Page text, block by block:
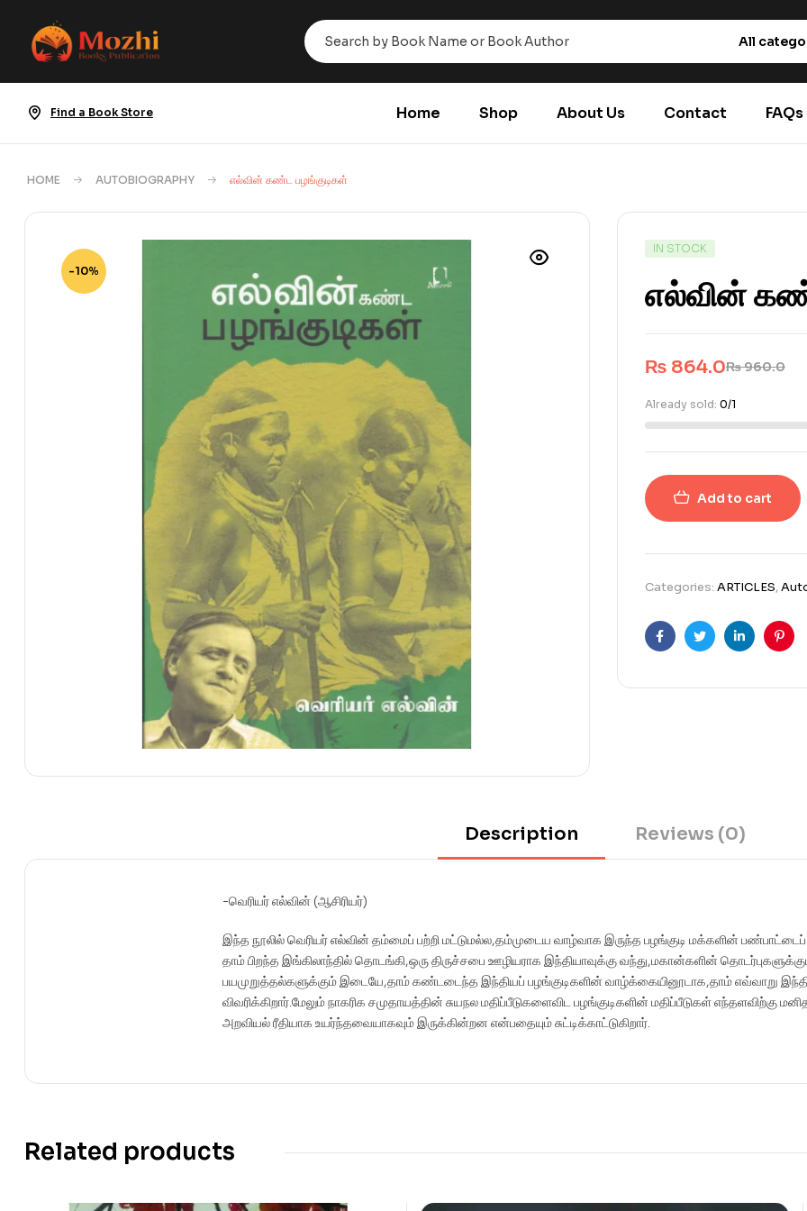
All
Find a Book Store Home Shop About Us Contact FAQs
HOME AUTOBIOGRAPHY எல்வின் கண்ட பழங்குடிகள்
-10%
IN STOCK
எல்வின்
₨960.0
₨ 864.0
Already sold: 0/1
Add to cart
Categories: ARTICLES,
FacebookTwitterLinkedin
Description Reviews (0)
-வெரியர் எல்வின் (ஆசிரியர்)
இந்த நூலில் வெரியர் எல்வின் தம்மைப் பற்றி மட்டுமல்ல,தம்முடைய வாழ்வாக இருந்த பழங்குடி மக்களின் பண்பாட்டைப்
தாம் பிறந்த இங்கிலாந்தில் தொடங்கி,ஒரு திருச்சபை ஊழியராக இந்தியாவுக்கு வந்து,மகான்களின்
பயமுறுத்தல்களுக்கும் இடையே,தாம் கண்டடைந்த இந்தியப் பழங்குடிகளின் வாழ்க்கையினூடாக,தாம் எவ்வாறு
விவரிக்கிறார்.மேலும் நாகரிக சமுதாயத்தின் சுயநல மதிப்பீடுகளைவிட பழங்குடிகளின் மதிப்பீடுகள் எந்தளவிற்கு
அறவியல் ரீதியாக உயர்ந்தவையாகவும் இருக்கின்றன என்பதையும் சுட்டிக்காட்டுகிறார்.
Related products